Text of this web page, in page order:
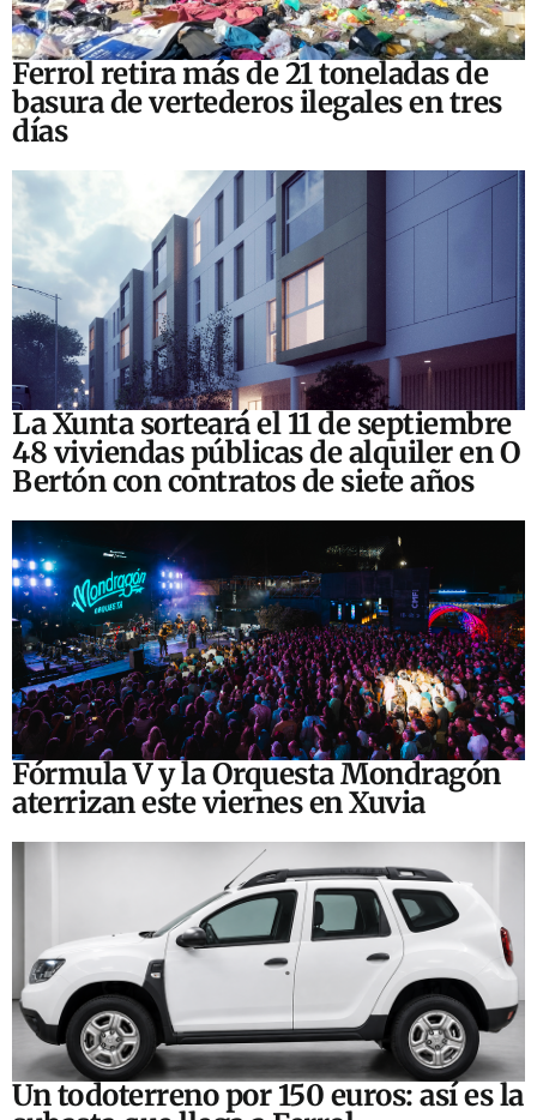
Ferrol retira más de 21 toneladas de
basura de vertederos ilegales en tres
días
La Xunta sorteará el 11 de septiembre
48 viviendas públicas de alquiler en O
Bertón con contratos de siete años
Fórmula V y la Orquesta Mondragón
aterrizan este viernes en Xuvia
Un todoterreno por 150 euros: así es la